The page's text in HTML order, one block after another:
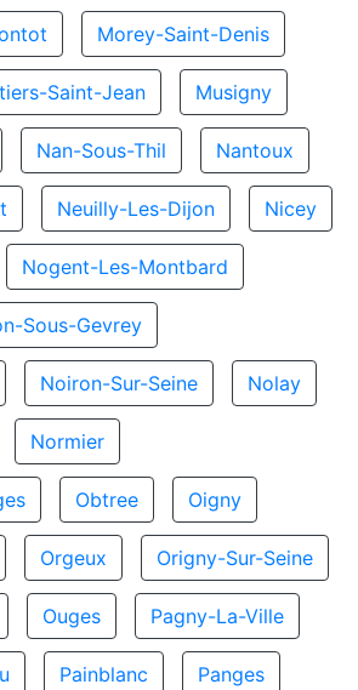
Morey-Saint-Denis
Saint-Jean Musigny
Nan-Sous-Thil Nantoux
Neuilly-Les-Dijon Nicey
Nogent-Les-Montbard
Sous-Gevrey
Noiron-Sur-Seine Nolay
Normier
Obtree Oigny
Orgeux Origny-Sur-Seine
Ouges Pagny-La-Ville
Painblanc Panges